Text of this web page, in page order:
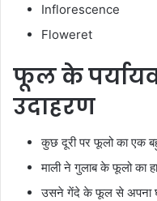
Inflorescence
Floweret
फूल के
उदाहरण
कुछ दूरी पर फूलो का एक
माली ने गुलाब के फूलो का
उसने गेंदे के फूल से अपना